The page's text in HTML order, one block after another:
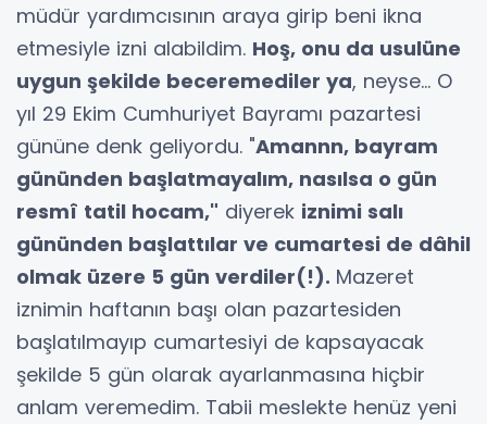
müdür yardımcısının araya girip beni ikna
etmesiyle izni alabildim. Hoş, onu da usulüne
uygun şekilde beceremediler ya, neyse... O
yıl 29 Ekim Cumhuriyet Bayramı pazartesi
gününe denk geliyordu. "Amannn, bayram
gününden başlatmayalım, nasılsa o gün
resmî tatil hocam," diyerek iznimi salı
gününden başlattılar ve cumartesi de dâhil
olmak üzere 5 gün verdiler(!). Mazeret
iznimin haftanın başı olan pazartesiden
başlatılmayıp cumartesiyi de kapsayacak
şekilde 5 gün olarak ayarlanmasına hiçbir
anlam veremedim. Tabii meslekte henüz yeni